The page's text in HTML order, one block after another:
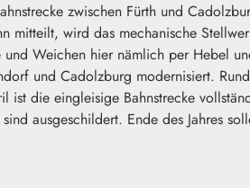
zwischen Fürth und
mitteilt, wird das mechanische
Weichen hier nämlich per Hebel
und Cadolzburg modernisiert.
ist die eingleisige Bahnstrecke
ausgeschildert. Ende des Jahres